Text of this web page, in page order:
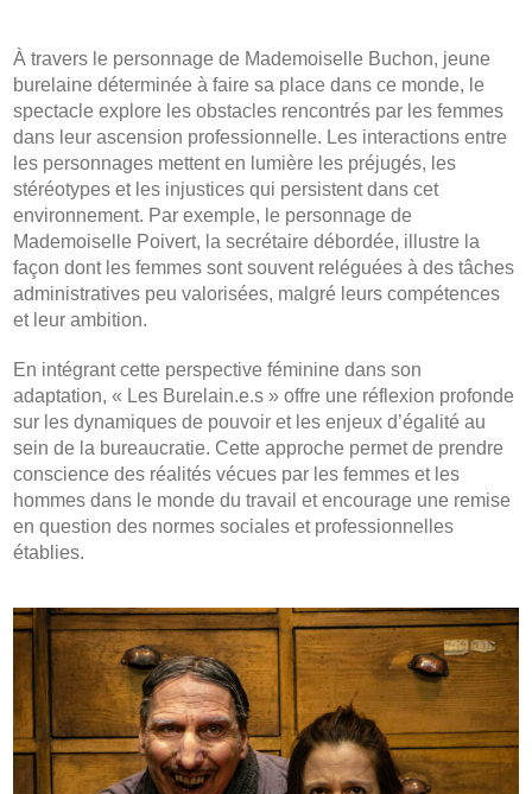
À travers le personnage de Mademoiselle Buchon, jeune
burelaine déterminée à faire sa place dans ce monde, le
spectacle explore les obstacles rencontrés par les femmes
dans leur ascension professionnelle. Les interactions entre
les personnages mettent en lumière les préjugés, les
stéréotypes et les injustices qui persistent dans cet
environnement. Par exemple, le personnage de
Mademoiselle Poivert, la secrétaire débordée, illustre la
façon dont les femmes sont souvent reléguées à des tâches
administratives peu valorisées, malgré leurs compétences
et leur ambition.
En intégrant cette perspective féminine dans son
adaptation, « Les Burelain.e.s » offre une réflexion profonde
sur les dynamiques de pouvoir et les enjeux d’égalité au
sein de la bureaucratie. Cette approche permet de prendre
conscience des réalités vécues par les femmes et les
hommes dans le monde du travail et encourage une remise
en question des normes sociales et professionnelles
établies.